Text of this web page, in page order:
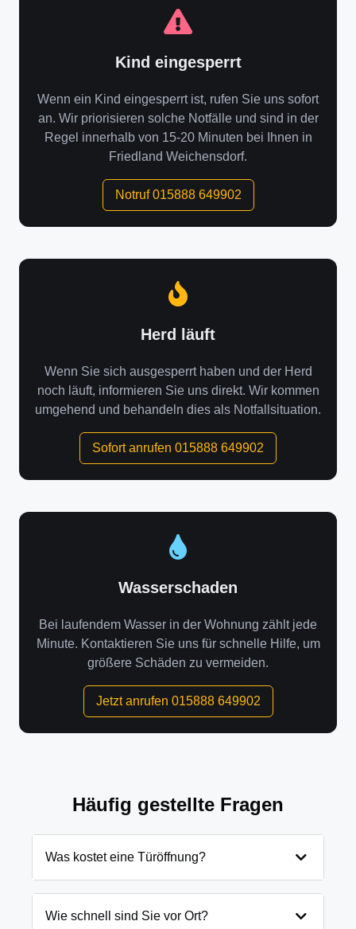
Kind eingesperrt
Wenn ein Kind eingesperrt ist, rufen Sie uns sofort
an. Wir priorisieren solche Notfälle und sind in der
Regel innerhalb von 15-20 Minuten bei Ihnen in
Friedland Weichensdorf.
Notruf 015888 649902
Herd läuft
Wenn Sie sich ausgesperrt haben und der Herd
noch läuft, informieren Sie uns direkt. Wir kommen
umgehend und behandeln dies als Notfallsituation.
Sofort anrufen 015888 649902
Wasserschaden
Bei laufendem Wasser in der Wohnung zählt jede
Minute. Kontaktieren Sie uns für schnelle Hilfe, um
größere Schäden zu vermeiden.
Jetzt anrufen 015888 649902
Häufig gestellte Fragen
Was kostet eine Türöffnung?
Weichensdorf hängen von verschiedenen Faktoren
Wie schnell sind Sie vor Ort?